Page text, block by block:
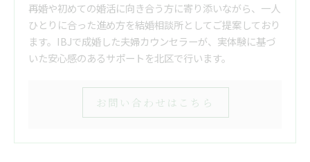
再婚や初めての婚活に向き合う方に寄り添いながら、一人
ひとりに合った進め方を結婚相談所としてご提案しており
ます。IBJで成婚した夫婦カウンセラーが、実体験に基づ
いた安心感のあるサポートを北区で行います。
お問い合わせはこちら